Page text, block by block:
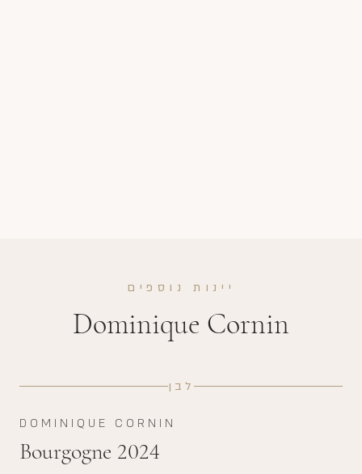
יינות נוספים
Dominique Cornin
לבן
DOMINIQUE CORNIN
Bourgogne 2024